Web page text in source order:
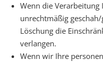
Wenn die Verarbeitung
unrechtmäßig
Löschung die
verlangen.
Wenn wir Ihre